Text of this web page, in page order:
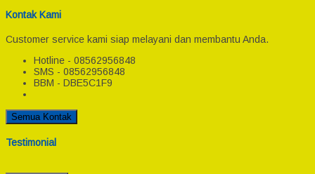
Kontak Kami
Customer service kami siap melayani dan membantu Anda.
Hotline - 08562956848
SMS - 08562956848
BBM - DBE5C1F9
Semua Kontak
Testimonial